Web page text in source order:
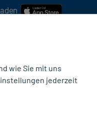
wie Sie mit uns
jederzeit